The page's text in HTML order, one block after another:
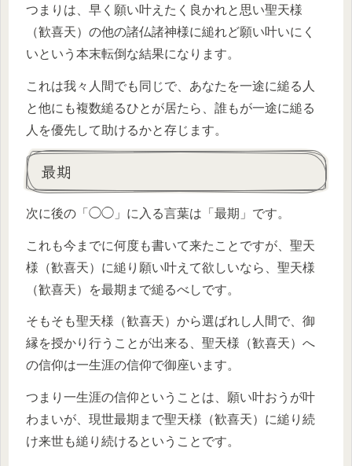
つまりは、早く願い叶えたく良かれと思い聖天様
（歓喜天）の他の諸仏諸神様に縋れど願い叶いにく
いという本末転倒な結果になります。
これは我々人間でも同じで、あなたを一途に縋る人
と他にも複数縋るひとが居たら、誰もが一途に縋る
人を優先して助けるかと存じます。
最期
次に後の「◯◯」に入る言葉は「最期」です。
これも今までに何度も書いて来たことですが、聖天
様（歓喜天）に縋り願い叶えて欲しいなら、聖天様
（歓喜天）を最期まで縋るべしです。
そもそも聖天様（歓喜天）から選ばれし人間で、御
縁を授かり行うことが出来る、聖天様（歓喜天）へ
の信仰は一生涯の信仰で御座います。
つまり一生涯の信仰ということは、願い叶おうが叶
わまいが、現世最期まで聖天様（歓喜天）に縋り続
け来世も縋り続けるということです。